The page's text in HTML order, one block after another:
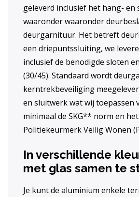
geleverd inclusief het hang- en
waaronder waaronder
deurgarnituur. Het betreft
een driepuntssluiting, we
inclusief de benodigde sloten
(30/45). Standaard wordt
kerntrekbeveiliging
en sluitwerk wat wij toepassen
minimaal de SKG** norm en het
Politiekeurmerk Veilig Wonen
In verschillende
met glas samen te
Je kunt de aluminium enkele